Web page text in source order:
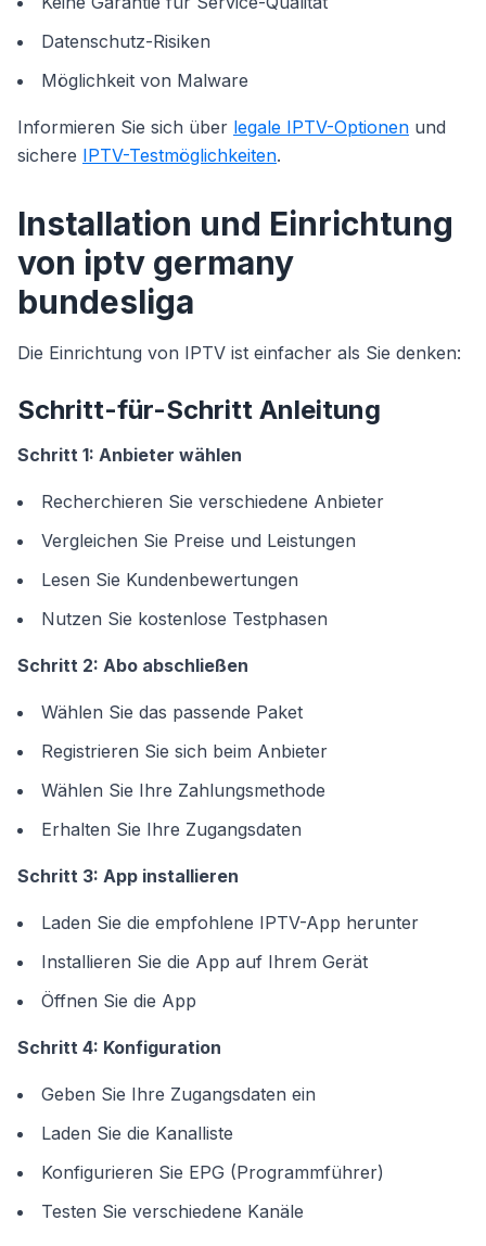
Datenschutz-Risiken
Möglichkeit von Malware
Informieren Sie sich über legale IPTV-Optionen und
sichere IPTV-Testmöglichkeiten.
Installation und Einrichtung
von iptv germany
bundesliga
Die Einrichtung von IPTV ist einfacher als Sie denken:
Schritt-für-Schritt Anleitung
Schritt 1: Anbieter wählen
Recherchieren Sie verschiedene Anbieter
Vergleichen Sie Preise und Leistungen
Lesen Sie Kundenbewertungen
Nutzen Sie kostenlose Testphasen
Schritt 2: Abo abschließen
Wählen Sie das passende Paket
Registrieren Sie sich beim Anbieter
Wählen Sie Ihre Zahlungsmethode
Erhalten Sie Ihre Zugangsdaten
Schritt 3: App installieren
Laden Sie die empfohlene IPTV-App herunter
Installieren Sie die App auf Ihrem Gerät
Öffnen Sie die App
Schritt 4: Konfiguration
Geben Sie Ihre Zugangsdaten ein
Laden Sie die Kanalliste
Konfigurieren Sie EPG (Programmführer)
Testen Sie verschiedene Kanäle